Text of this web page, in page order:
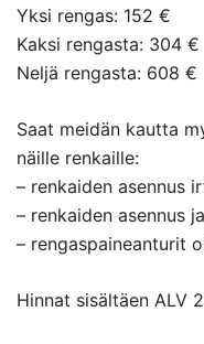
Yksi rengas: 152 €
Kaksi rengasta: 304 €
Neljä rengasta: 608 €
Saat meidän kautta
näille renkaille:
– renkaiden asennus
– renkaiden asennus
– rengaspaineanturit
Hinnat sisältäen ALV